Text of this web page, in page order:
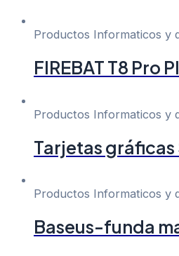
Productos Informaticos y
FIREBAT T8 Pro
Productos Informaticos y
Tarjetas gráficas
Productos Informaticos y
Baseus-funda